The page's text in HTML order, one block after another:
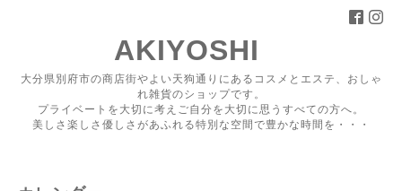
AKIYOSHI
大分県別府市の商店街やよい天狗通りにあるコスメとエステ、おしゃ
れ雑貨のショップです。
プライベートを大切に考えご自分を大切に思うすべての方へ。
美しさ楽しさ優しさがあふれる特別な空間で豊かな時間を・・・